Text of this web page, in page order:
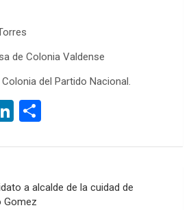
de Colonia Valdense
del Partido Nacional.
Li
ke
n
m
p
ar
a alcalde de la cuidad de
Gomez